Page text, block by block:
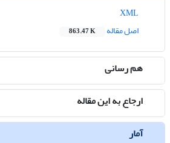
اصل مقاله
863.47 K
هم رسانی
ارجاع به این مقاله
آمار